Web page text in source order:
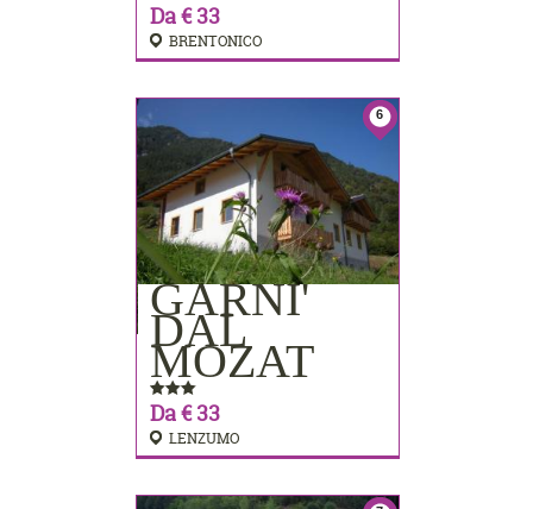
Da € 33
BRENTONICO
6
GARNI'
DAL
MOZAT
Da € 33
LENZUMO
PRENOTA